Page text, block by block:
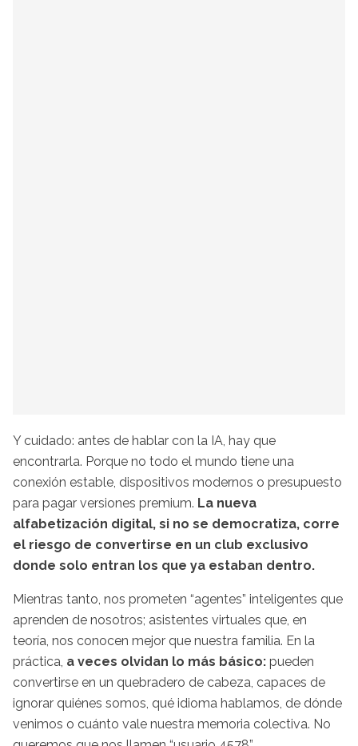
Y cuidado: antes de hablar con la IA, hay que
encontrarla. Porque no todo el mundo tiene una
conexión estable, dispositivos modernos o presupuesto
para pagar versiones premium. La nueva
alfabetización digital, si no se democratiza, corre
el riesgo de convertirse en un club exclusivo
donde solo entran los que ya estaban dentro.
Mientras tanto, nos prometen “agentes” inteligentes que
aprenden de nosotros; asistentes virtuales que, en
teoría, nos conocen mejor que nuestra familia. En la
práctica, a veces olvidan lo más básico: pueden
convertirse en un quebradero de cabeza, capaces de
ignorar quiénes somos, qué idioma hablamos, de dónde
venimos o cuánto vale nuestra memoria colectiva. No